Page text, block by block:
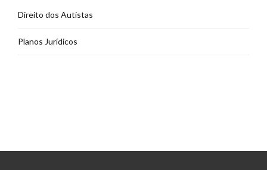
Direito dos Autistas
Planos Jurídicos